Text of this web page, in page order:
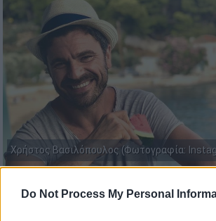
Do Not Process My Personal
Χρήστος Βασιλόπουλος (Φωτογραφία:
Προσθέστε το ΕΘΝΟΣ στη